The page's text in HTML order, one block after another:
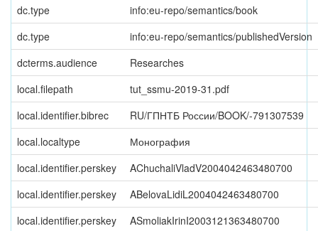
dc.type
info:eu-repo/semantics/book
dc.type
info:eu-repo/semantics/publishedVersion
dcterms.audience
Researches
local.filepath
tut_ssmu-2019-31.pdf
local.identifier.bibrec
RU/ГПНТБ России/BOOK/-791307539
local.localtype
Монография
local.identifier.perskey
AChuchaliVladV2004042463480700
local.identifier.perskey
ABelovaLidiL2004042463480700
local.identifier.perskey
ASmoliakIrinI2003121363480700